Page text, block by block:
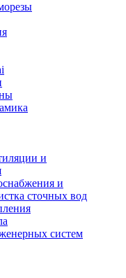
и
и
сточных вод
систем